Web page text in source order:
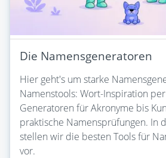
Die Namensgeneratoren
Hier geht's um starke
Namenstools: Wort-Inspiration
Generatoren für Akronyme bis
praktische Namensprüfungen. In
stellen wir die besten Tools für
vor.